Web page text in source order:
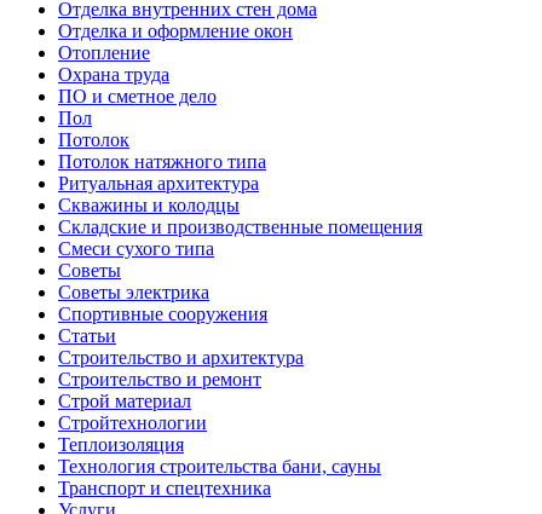
Отделка внутренних стен дома
Отделка и оформление окон
Отопление
Охрана труда
ПО и сметное дело
Пол
Потолок
Потолок натяжного типа
Ритуальная архитектура
Скважины и колодцы
Складские и производственные помещения
Смеси сухого типа
Советы
Советы электрика
Спортивные сооружения
Статьи
Строительство и архитектура
Строительство и ремонт
Строй материал
Стройтехнологии
Теплоизоляция
Технология строительства бани, сауны
Транспорт и спецтехника